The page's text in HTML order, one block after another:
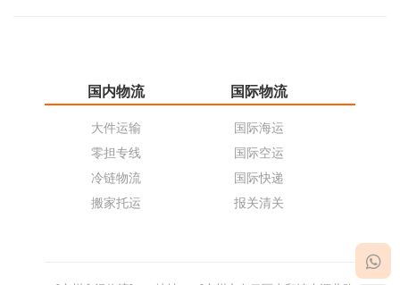
国内物流
大件运输
零担专线
冷链物流
搬家托运
国际物流
国际海运
国际空运
国际快递
报关清关